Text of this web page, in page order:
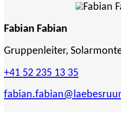
Fabian Fabian
Gruppenleiter,
+41 52 235 13 35
fabian.fabian